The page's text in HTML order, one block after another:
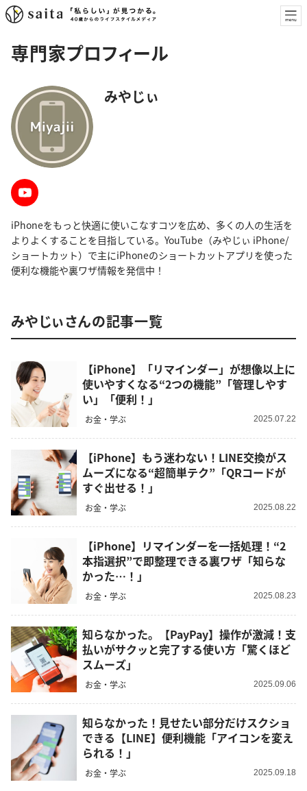
専門家プロフィール
みやじぃ
iPhoneをもっと快適に使いこなすコツを広め、多くの人の生活を
よりよくすることを目指している。YouTube（みやじぃ iPhone/
ショートカット）で主にiPhoneのショートカットアプリを使った
便利な機能や裏ワザ情報を発信中！
みやじぃさんの記事一覧
【iPhone】「リマインダー」が想像以上に
使いやすくなる“2つの機能”「管理しやす
い」「便利！」
お金・学ぶ 2025.07.22
【iPhone】もう迷わない！LINE交換がス
ムーズになる“超簡単テク”「QRコードが
すぐ出せる！」
お金・学ぶ 2025.08.22
【iPhone】リマインダーを一括処理！“2
本指選択”で即整理できる裏ワザ「知らな
かった…！」
お金・学ぶ 2025.08.23
知らなかった。【PayPay】操作が激減！支
払いがサクッと完了する使い方「驚くほど
スムーズ」
お金・学ぶ 2025.09.06
知らなかった！見せたい部分だけスクショ
できる【LINE】便利機能「アイコンを変え
られる！」
お金・学ぶ 2025.09.18